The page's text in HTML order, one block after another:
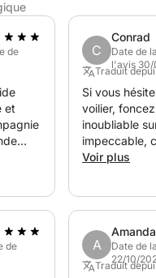
de
et
C
Conrad
Date de
l'avis
Traduit
Si vous
voilier,
inoubliable
impeccable,
entretenu.
générale
chaudement
réserverons
Voir plus
de
A
Amanda
Date de
22/10/
Traduit